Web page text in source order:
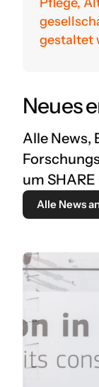
gestaltet
Neues
Alle News,
um
Alle News